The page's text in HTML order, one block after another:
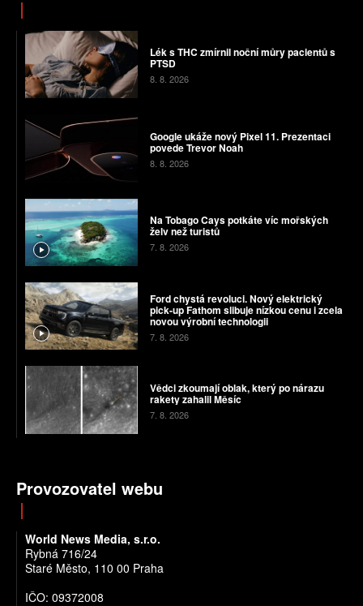
Lék s THC zmírnil noční můry pacientů s
PTSD
8. 8. 2026
Google ukáže nový Pixel 11. Prezentaci
povede Trevor Noah
8. 8. 2026
Na Tobago Cays potkáte víc mořských
želv než turistů
7. 8. 2026
Ford chystá revoluci. Nový elektrický
pick-up Fathom slibuje nízkou cenu i zcela
novou výrobní technologii
7. 8. 2026
Vědci zkoumají oblak, který po nárazu
rakety zahalil Měsíc
7. 8. 2026
Provozovatel webu
World News Media, s.r.o.
Rybná 716/24
Staré Město, 110 00 Praha
IČO: 09372008